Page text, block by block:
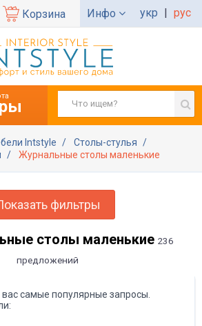
Корзина Инфо укр | рус
Intstyle
Столы-стулья
Журнальные столы маленькие
фильтры
столы маленькие 236
предложений
самые популярные запросы.